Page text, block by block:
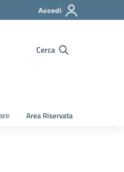
Accedi
Cerca
Area Riservata